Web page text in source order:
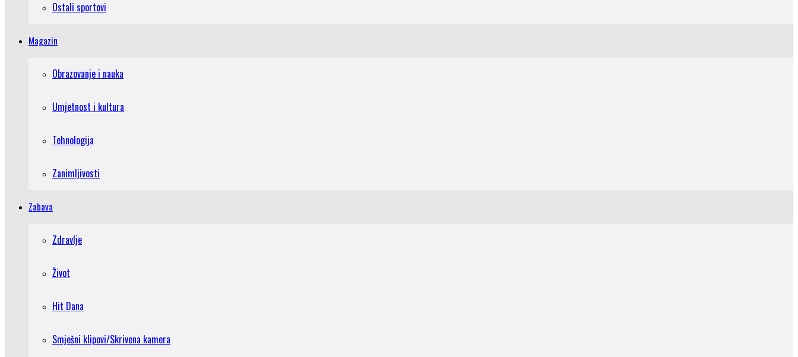
Ostali sportovi
Magazin
Obrazovanje i nauka
Umjetnost i kultura
Tehnologija
Zanimljivosti
Zabava
Zdravlje
Život
Hit Dana
Smješni klipovi/Skrivena kamera